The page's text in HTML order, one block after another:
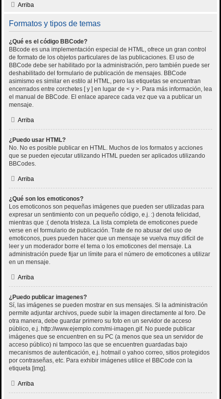
Arriba
Formatos y tipos de temas
¿Qué es el código BBCode?
BBcode es una implementación especial de HTML, ofrece un gran control
de formato de los objetos particulares de las publicaciones. El uso de
BBCode debe ser habilitado por la administración, pero también puede ser
deshabilitado del formulario de publicación de mensajes. BBCode
asimismo es similar en estilo al HTML, pero las etiquetas se encuentran
encerrados entre corchetes [ y ] en lugar de < y >. Para más información, lea
el manual de BBCode. El enlace aparece cada vez que va a publicar un
mensaje.
Arriba
¿Puedo usar HTML?
No. No es posible publicar en HTML. Muchos de los formatos y acciones
que se pueden ejecutar utilizando HTML pueden ser aplicados utilizando
BBCodes.
Arriba
¿Qué son los emoticonos?
Los emoticonos son pequeñas imágenes que pueden ser utilizadas para
expresar un sentimiento con un pequeño código, e.j. :) denota felicidad,
mientras que :( denota tristeza. La lista completa de emoticones puede
verse en el formulario de publicación. Trate de no abusar del uso de
emoticonos, pues pueden hacer que un mensaje se vuelva muy difícil de
leer y un moderador borre el tema o los emoticones del mensaje. La
administración puede fijar un límite para el número de emoticones a utilizar
en un mensaje.
Arriba
¿Puedo publicar imagenes?
Sí, las imágenes se pueden mostrar en sus mensajes. Si la administración
permite adjuntar archivos, puede subir la imagen directamente al foro. De
otra manera, debe guardar primero su foto en un servidor de acceso
público, e.j. http://www.ejemplo.com/mi-imagen.gif. No puede publicar
imágenes que se encuentren en su PC (a menos que sea un servidor de
acceso público) ni tampoco las que se encuentren guardadas bajo
mecanismos de autenticación, e.j. hotmail o yahoo correo, sitios protegidos
por contraseñas, etc. Para exhibir imágenes utilice el BBCode con la
etiqueta [img].
Arriba